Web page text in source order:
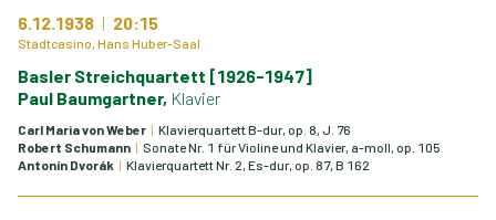
6.12.1938 20:15
Stadtcasino, Hans Huber-Saal
Basler Streichquartett [1926-1947]
Paul Baumgartner, Klavier
Carl Maria von Weber
Klavierquartett B-dur, op. 8, J. 76
Robert Schumann
Sonate Nr. 1 für Violine und Klavier, a-moll, op. 105
Antonín Dvorák
Klavierquartett Nr. 2, Es-dur, op. 87, B 162